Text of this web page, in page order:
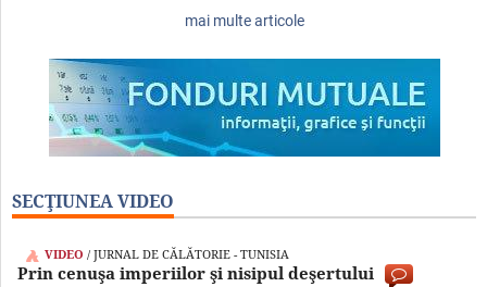
mai multe articole
SECŢIUNEA VIDEO
VIDEO / JURNAL DE CĂLĂTORIE - TUNISIA
Prin cenuşa imperiilor şi nisipul deşertului